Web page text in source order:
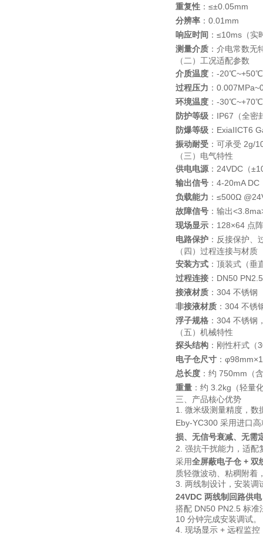
重复性 ：≤±0.05mm
分辨率 ：0.01mm
响应时间 ：≤10ms（实
测量介质 ：介电常数无
（二）工况适配参数
介质温度 ：-
过程压力 ：
环境温度 ：-30℃~+70℃
防护等级 ：IP67（全
防爆等级 ：ExiaIICT6
振动耐受 ：可承受 2g/
（三）电气特性
供电电源 ：24VDC（
输出信号 ：4-20mA
负载能力 ：≤500Ω
故障信号 ：输出
现场显示 ：128×64 点
电路保护 ：反接保护、
（四）过程连接与材质
安装方式 ：顶装式（垂
过程连接 ：DN50
接液材质 ：304 不锈钢
非接液材质 ：304 不锈
浮子规格 ：304 不锈钢
（五）机械特性
探头结构 ：刚性杆式
电子仓尺寸 ：
总长度 ：约 750mm（
重量 ：约 3.2kg（轻量
三、产品核心优势
1. 微米级测量精度，数
Eby-YC300 采用进口
损、无信号衰减、无需
2. 强抗干扰能力，适配
采用全屏蔽电子仓 + 双
质轻微波动、粘稠附着
3. 两线制设计，安装调
24VDC 两线制回路供
搭配 DN50 PN2.5 标准
10 分钟完成安装调试。
4. 现场显示 + 远程监控